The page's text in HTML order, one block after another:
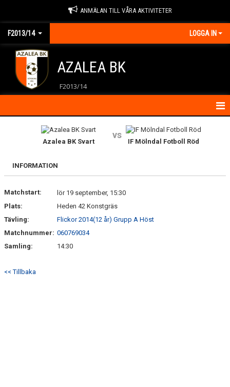
ANMÄLAN TILL VÅRA AKTIVITETER
F2013/14 LOGGA IN
AZALEA BK
F2013/14
KONTAKT
MATCHER
Azalea BK Svart
vs
IF Mölndal Fotboll Röd
INFORMATION
Matchstart:
lör 19 september, 15:30
Plats:
Heden 42 Konstgräs
Tävling:
Flickor 2014(12 år) Grupp A Höst
Matchnummer: 060769034
Samling:
14:30
<< Tillbaka